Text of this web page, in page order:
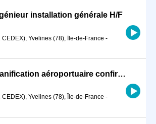
installation générale H/F
Yvelines (78), Île-de-France -
Consultant Planification aéroportuaire confirmé H/F
Yvelines (78), Île-de-France -